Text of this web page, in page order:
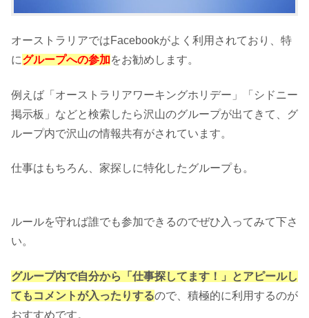
オーストラリアではFacebookがよく利用されており、特
にグループへの参加をお勧めします。
例えば「オーストラリアワーキングホリデー」「シドニー
掲示板」などと検索したら沢山のグループが出てきて、グ
ループ内で沢山の情報共有がされています。
仕事はもちろん、家探しに特化したグループも。
ルールを守れば誰でも参加できるのでぜひ入ってみて下さ
い。
グループ内で自分から「仕事探してます！」とアピールし
てもコメントが入ったりするので、積極的に利用するのが
おすすめです。